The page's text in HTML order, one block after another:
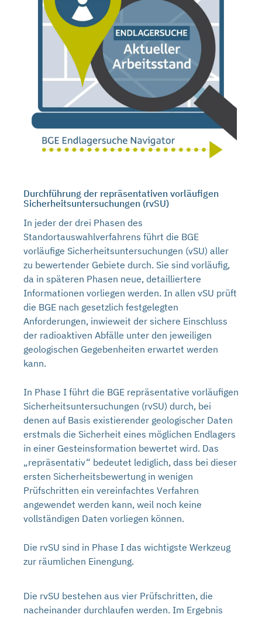
Durchführung der repräsentativen vorläufigen
Sicherheitsuntersuchungen (rvSU)
In jeder der drei Phasen des
Standortauswahlverfahrens führt die BGE
vorläufige Sicherheitsuntersuchungen (vSU) aller
zu bewertender Gebiete durch. Sie sind vorläufig,
da in späteren Phasen neue, detailliertere
Informationen vorliegen werden. In allen vSU prüft
die BGE nach gesetzlich festgelegten
Anforderungen, inwieweit der sichere Einschluss
der radioaktiven Abfälle unter den jeweiligen
geologischen Gegebenheiten erwartet werden
kann.
In Phase I führt die BGE repräsentative vorläufigen
Sicherheitsuntersuchungen (rvSU) durch, bei
denen auf Basis existierender geologischer Daten
erstmals die Sicherheit eines möglichen Endlagers
in einer Gesteinsformation bewertet wird. Das
„repräsentativ“ bedeutet lediglich, dass bei dieser
ersten Sicherheitsbewertung in wenigen
Prüfschritten ein vereinfachtes Verfahren
angewendet werden kann, weil noch keine
vollständigen Daten vorliegen können.
Die rvSU sind in Phase I das wichtigste Werkzeug
zur räumlichen Einengung.
Die rvSU bestehen aus vier Prüfschritten, die
nacheinander durchlaufen werden. Im Ergebnis